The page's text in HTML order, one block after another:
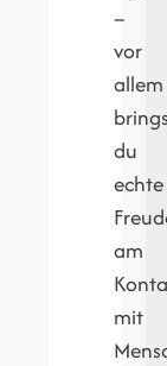
–
vor
allem
du
echte
am
mit